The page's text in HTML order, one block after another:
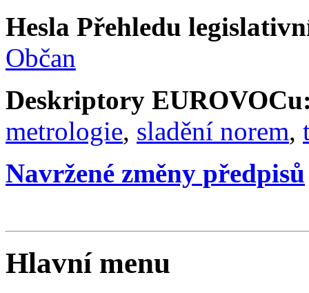
Hesla Přehledu
Občan
Deskriptory
metrologie, sladění norem,
Navržené změny předpisů
Hlavní menu